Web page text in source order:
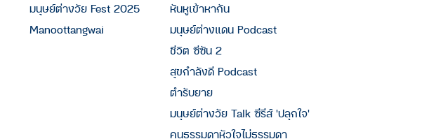
มนุษย์ต่างวัย Fest 2025
Manoottangwai
หันหูเข้าหากัน
มนุษย์ต่างแดน Podcast
ชีวิต ซีซัน 2
สุขกำลังดี Podcast
ตำรับยาย
มนุษย์ต่างวัย Talk ซีรีส์ 'ปลุกใจ'
คนธรรมดาหัวใจไม่ธรรมดา